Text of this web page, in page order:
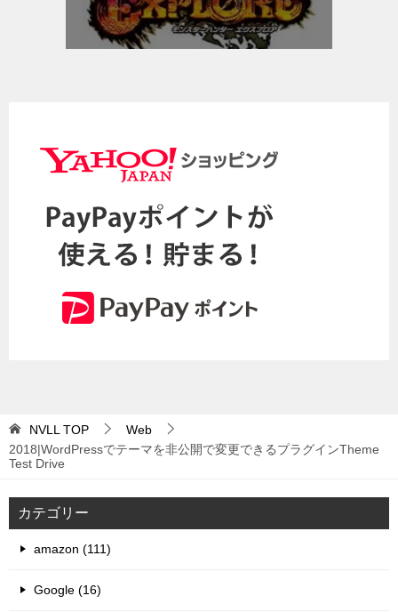
NVLL TOP
Web
2018|WordPressでテーマを非公開で変更できるプラグインTheme
Test Drive
カテゴリー
amazon (111)
Google (16)